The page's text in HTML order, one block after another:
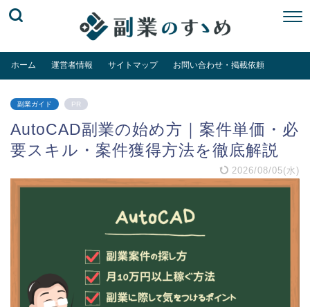
ホーム 運営者情報 サイトマップ お問い合わせ・掲載依頼
副業ガイド PR
AutoCAD副業の始め方｜案件単価・必
要スキル・案件獲得方法を徹底解説
2026/08/05(水)